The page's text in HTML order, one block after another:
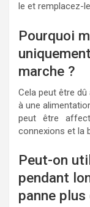
le et remplacez-
Pourquoi
marche ?
Cela peut être
à une
peut être
connexions et la
Peut-on
pendant
panne plus